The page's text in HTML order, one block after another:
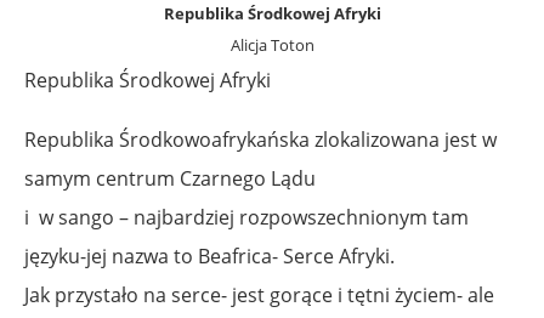
Republika Środkowej Afryki
Alicja Toton
Republika Środkowej Afryki
Republika Środkowoafrykańska zlokalizowana jest w
samym centrum Czarnego Lądu
i w sango – najbardziej rozpowszechnionym tam
języku-jej nazwa to Beafrica- Serce Afryki.
Jak przystało na serce- jest gorące i tętni życiem- ale